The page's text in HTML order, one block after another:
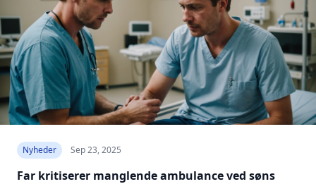
Nyheder Sep 23, 2025
Far kritiserer manglende ambulance ved søns